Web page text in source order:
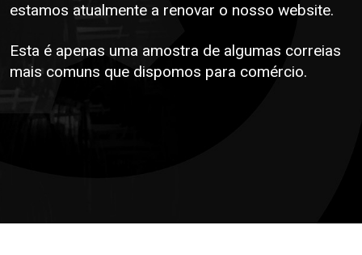
estamos atualmente a renovar o nosso website.
Esta é apenas uma amostra de algumas correias
mais comuns que dispomos para comércio.